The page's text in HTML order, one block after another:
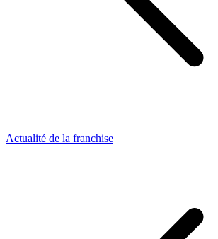
Actualité de la franchise